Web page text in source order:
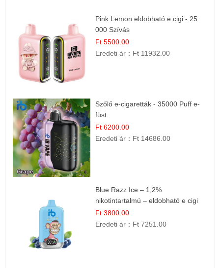
Pink Lemon eldobható e cigi - 25
000 Szívás
Ft 5500.00
Eredeti ár： Ft 11932.00
Szőlő e-cigaretták - 35000 Puff e-
füst
Ft 6200.00
Eredeti ár： Ft 14686.00
Blue Razz Ice – 1,2%
nikotintartalmú – eldobható e cigi
Ft 3800.00
Eredeti ár： Ft 7251.00